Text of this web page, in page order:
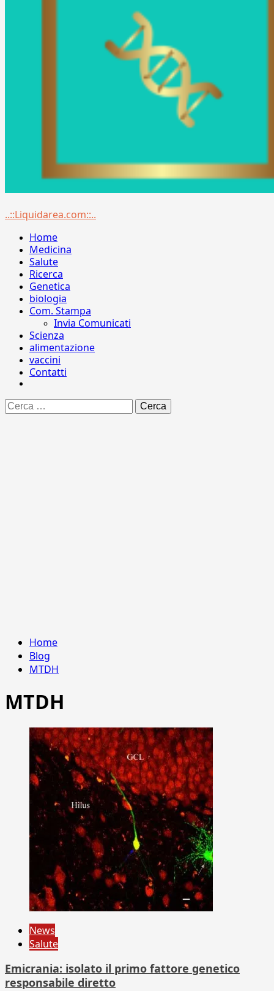
Menu
..::Liquidarea.com::..
Home
Medicina
Salute
Ricerca
Genetica
biologia
Com. Stampa
Invia Comunicati
Scienza
alimentazione
vaccini
Contatti
Ricerca
per:
Home
Blog
MTDH
MTDH
News
Salute
Emicrania: isolato il primo fattore genetico
responsabile diretto